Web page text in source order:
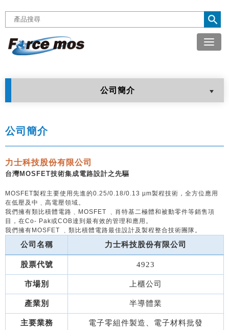

公司簡介
公司簡介
力士科技股份有限公司
台灣MOSFET技術集成電路設計之先驅
MOSFET製程主要使用先進的0.25/0.18/0.13 µm製程技術，全方位應用
在低壓及中﹑高電壓領域。
我們擁有類比積體電路﹑MOSFET ﹑肖特基二極體和被動零件等銷售項
目，在Co- Pak或COB達到最有效的管理和應用。
我們擁有MOSFET ﹑類比積體電路最佳設計及製程整合技術團隊。
公司名稱 力士科技股份有限公司
股票代號 4923
市場別 上櫃公司
產業別 半導體業
主要業務 電子零組件製造、電子材料批發